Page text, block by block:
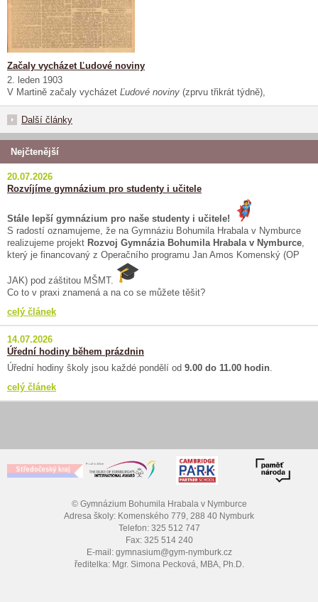
Začaly vycházet Ľudové noviny
2. leden 1903
V Martině začaly vycházet Ľudové noviny (zprvu třikrát týdně),
Další články
Nejčtenější
20.07.2026
Rozvíjíme gymnázium pro studenty i učitele
Stále lepší gymnázium pro naše studenty i učitele!
S radostí oznamujeme, že na Gymnáziu Bohumila Hrabala v Nymburce
realizujeme projekt Rozvoj Gymnázia Bohumila Hrabala v Nymburce
který je financovaný z Operačního programu Jan Amos Komenský (OP
JAK) pod záštitou MŠMT.
Co to v praxi znamená a na co se můžete těšit?
celý článek
14.07.2026
Úřední hodiny během prázdnin
Úřední hodiny školy jsou každé pondělí od 9.00 do 11.00 hodin
celý článek
© Gymnázium Bohumila Hrabala v Nymburce
Adresa školy: Komenského 779, 288 40 Nymburk
Telefon: 325 512 747
Fax: 325 514 240
E-mail: gymnasium@gym-nymburk.cz
ředitelka: Mgr. Simona Pecková, MBA, Ph.D.